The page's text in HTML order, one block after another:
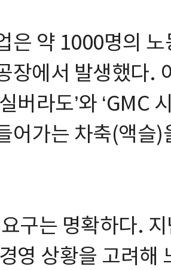
은 약 1000명의
장에서 발생했다.
버라도’와 ‘GMC
어가는 차축(액슬
구는 명확하다.
영 상황을 고려해